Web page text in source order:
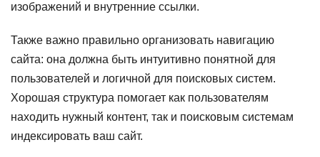
изображений и внутренние ссылки.
Также важно правильно организовать навигацию
сайта: она должна быть интуитивно понятной для
пользователей и логичной для поисковых систем.
Хорошая структура помогает как пользователям
находить нужный контент, так и поисковым системам
индексировать ваш сайт.